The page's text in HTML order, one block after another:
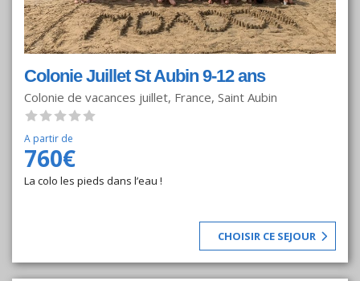
Colonie Juillet St Aubin 9-12 ans
Colonie de vacances juillet, France, Saint Aubin
A partir de
760€
La colo les pieds dans l’eau !
CHOISIR CE SEJOUR